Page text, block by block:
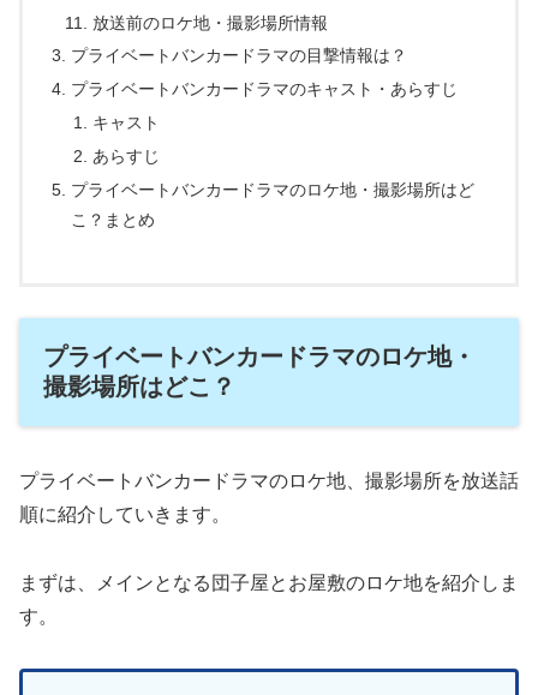
放送前のロケ地・撮影場所情報
プライベートバンカードラマの目撃情報は？
プライベートバンカードラマのキャスト・あらすじ
キャスト
あらすじ
プライベートバンカードラマのロケ地・撮影場所はど
こ？まとめ
プライベートバンカードラマのロケ地・
撮影場所はどこ？
プライベートバンカードラマのロケ地、撮影場所を放送話
順に紹介していきます。
まずは、メインとなる団子屋とお屋敷のロケ地を紹介しま
す。